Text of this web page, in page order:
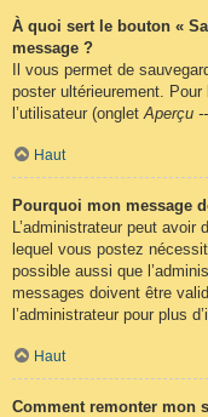
À quoi sert le bouton «
message ?
Il vous permet de
poster ultérieurement.
l’utilisateur (ongletAperçu
Haut
Pourquoi mon message
L’administrateur peut
lequel vous postez
possible aussi que
messages doivent être
l’administrateur pour plus
Haut
Comment remonter mon